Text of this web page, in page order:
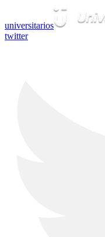
universitarios
twitter